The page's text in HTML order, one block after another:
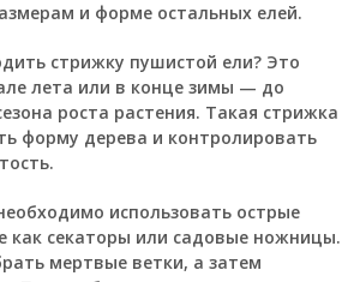
и форме остальных елей.
стрижку пушистой ели? Это
лета или в конце зимы — до
роста растения. Такая стрижка
форму дерева и контролировать
использовать острые
как секаторы или садовые ножницы.
мертвые ветки, а затем